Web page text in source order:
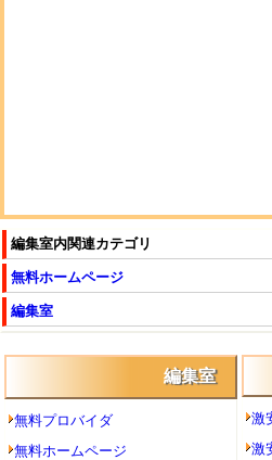
編集室内関連カテゴリ
無料ホームページ
編集室
編集室
無料プロバイダ
無料ホームページ
激
激